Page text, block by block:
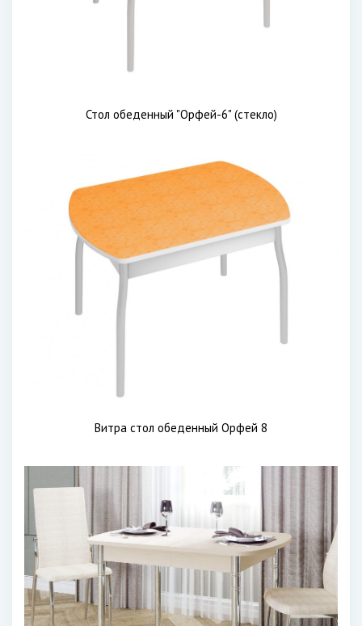
Стол обеденный "Орфей-6" (стекло)
Витра стол обеденный Орфей 8